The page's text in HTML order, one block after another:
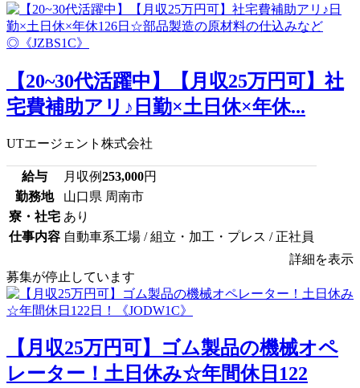
【20~30代活躍中】【月収25万円可】社
宅費補助アリ♪日勤×土日休×年休...
UTエージェント株式会社
給与 月収例253,000円
勤務地
山口県 周南市
寮・社宅 あり
仕事内容 自動車系工場 / 組立・加工・プレス / 正社員
詳細を表示
募集が停止しています
【月収25万円可】ゴム製品の機械オペ
レーター！土日休み☆年間休日122